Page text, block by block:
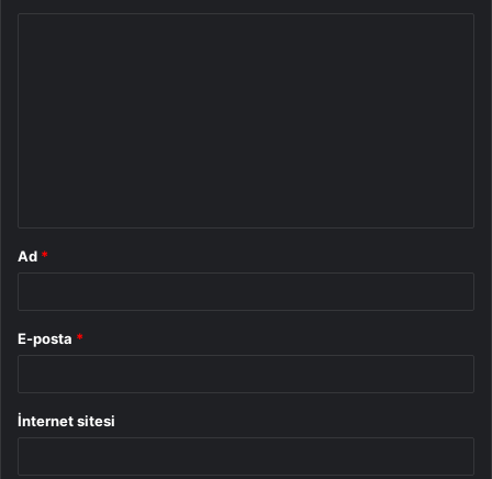
Ad *
E-posta *
İnternet sitesi